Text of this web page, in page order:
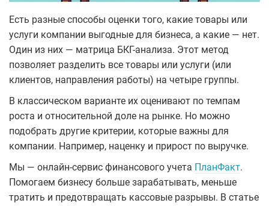
Есть разные способы оценки того, какие товары или
услуги компании выгодные для бизнеса, а какие — нет.
Один из них — матрица БКГ-анализа. Этот метод
позволяет разделить все товары или услуги (или
клиентов, направления работы) на четыре группы.
В классическом варианте их оценивают по темпам
роста и относительной доле на рынке. Но можно
подобрать другие критерии, которые важны для
компании. Например, наценку и прирост по выручке.
Мы — онлайн-сервис финансового учета ПланФакт.
Помогаем бизнесу больше зарабатывать, меньше
тратить и предотвращать кассовые разрывы. В статье